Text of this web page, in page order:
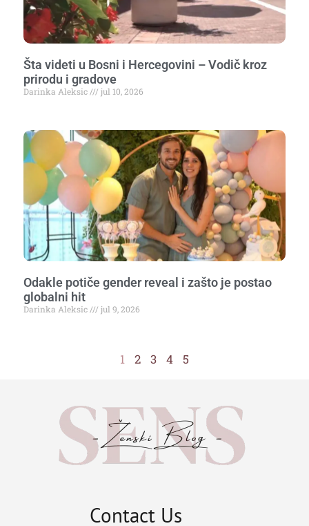
Šta videti u Bosni i Hercegovini – Vodič kroz
prirodu i gradove
Darinka Aleksic jul 10, 2026
Odakle potiče gender reveal i zašto je postao
globalni hit
Darinka Aleksic jul 9, 2026
1 2 3 4 5
Contact Us